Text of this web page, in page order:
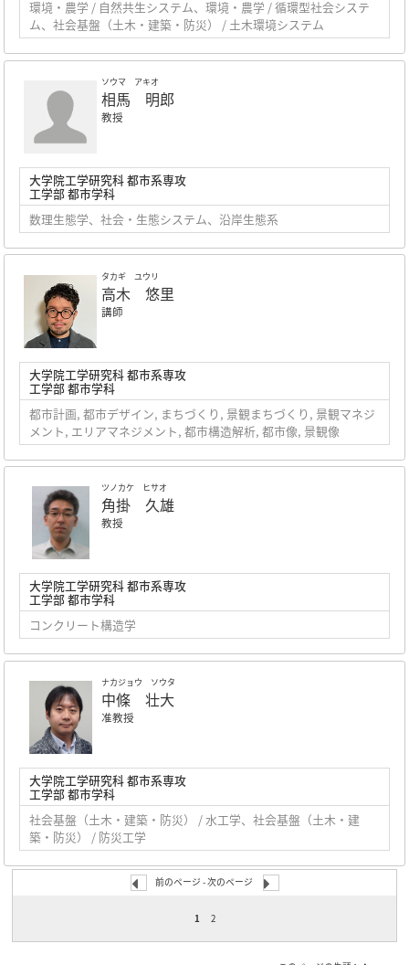
環境・農学 / 自然共生システム、環境・農学 / 循環型社会システ
ム、社会基盤（土木・建築・防災） / 土木環境システム
ソウマ アキオ
相馬 明郎
教授
大学院工学研究科 都市系専攻
工学部 都市学科
数理生態学、社会・生態システム、沿岸生態系
タカギ ユウリ
高木 悠里
講師
大学院工学研究科 都市系専攻
工学部 都市学科
都市計画, 都市デザイン, まちづくり, 景観まちづくり, 景観マネジ
メント, エリアマネジメント, 都市構造解析, 都市像, 景観像
ツノカケ ヒサオ
角掛 久雄
教授
大学院工学研究科 都市系専攻
工学部 都市学科
コンクリート構造学
ナカジョウ ソウタ
中條 壮大
准教授
大学院工学研究科 都市系専攻
工学部 都市学科
社会基盤（土木・建築・防災） / 水工学、社会基盤（土木・建
築・防災） / 防災工学
前のページ -次のページ
1 2